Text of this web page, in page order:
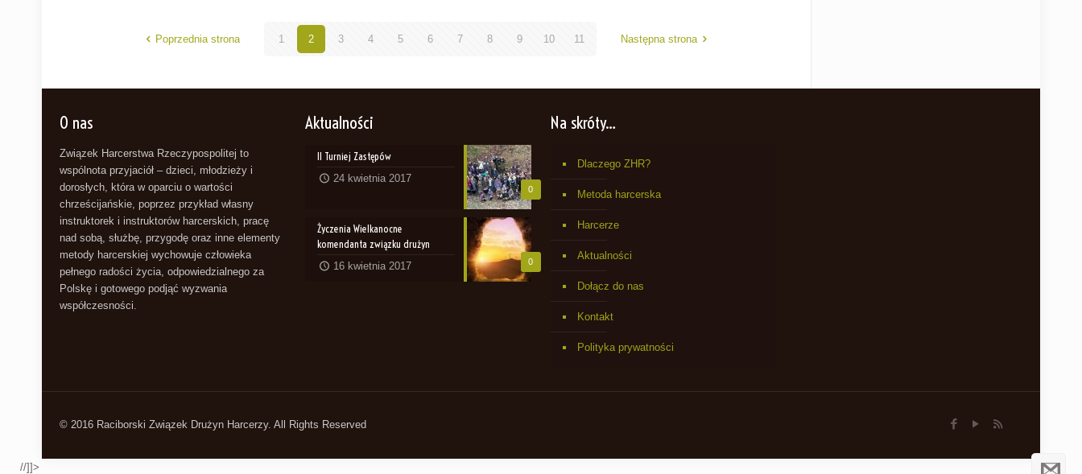
Poprzednia strona 1 2 3 4 5 6 7 8 9 10 11 Następna strona
O nas
Związek Harcerstwa Rzeczypospolitej to
wspólnota przyjaciół – dzieci, młodzieży i
dorosłych, która w oparciu o wartości
chrześcijańskie, poprzez przykład własny
instruktorek i instruktorów harcerskich, pracę
nad sobą, służbę, przygodę oraz inne elementy
metody harcerskiej wychowuje człowieka
pełnego radości życia, odpowiedzialnego za
Polskę i gotowego podjąć wyzwania
współczesności.
Aktualności
0
II Turniej Zastępów
24 kwietnia 2017
0
Życzenia Wielkanocne
komendanta związku drużyn
16 kwietnia 2017
Na skróty…
Dlaczego ZHR?
Metoda harcerska
Harcerze
Aktualności
Dołącz do nas
Kontakt
Polityka prywatności
© 2016 Raciborski Związek Drużyn Harcerzy. All Rights Reserved
//]]>